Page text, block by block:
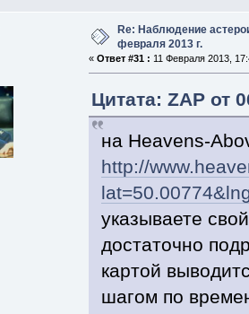
Re: Наблюдение
февраля 2013 г.
« Ответ #31 : 11 Февраля 2013,
Цитата: ZAP от
на Heavens-
http://
указываете
достаточно
картой
шагом по